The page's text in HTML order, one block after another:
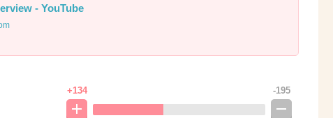
- YouTube
+134 -195